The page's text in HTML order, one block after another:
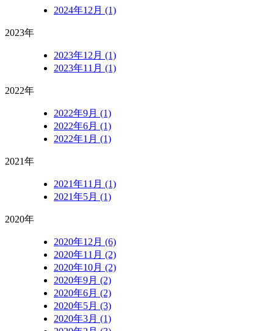
2024年12月 (1)
2023年
2023年12月 (1)
2023年11月 (1)
2022年
2022年9月 (1)
2022年6月 (1)
2022年1月 (1)
2021年
2021年11月 (1)
2021年5月 (1)
2020年
2020年12月 (6)
2020年11月 (2)
2020年10月 (2)
2020年9月 (2)
2020年6月 (2)
2020年5月 (3)
2020年3月 (1)